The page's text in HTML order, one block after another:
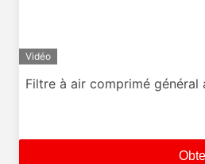
Vidéo
Filtre à air comprimé